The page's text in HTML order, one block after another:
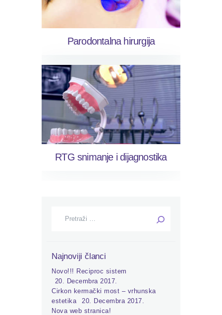
Parodontalna hirurgija
RTG snimanje i dijagnostika
Najnoviji članci
Novo!!! Reciproc sistem
20. Decembra 2017.
Cirkon kermački most – vrhunska
estetika
20. Decembra 2017.
Nova web stranica!